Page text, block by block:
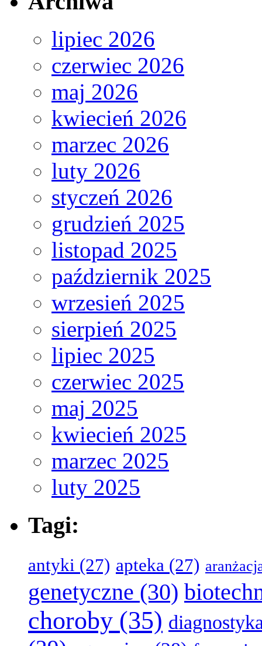
lipiec 2026
czerwiec 2026
maj 2026
kwiecień 2026
marzec 2026
luty 2026
styczeń 2026
grudzień 2025
listopad 2025
październik 2025
wrzesień 2025
sierpień 2025
lipiec 2025
czerwiec 2025
maj 2025
kwiecień 2025
marzec 2025
luty 2025
Tagi:
antyki (27) apteka (27)
genetyczne (30)
choroby (35)